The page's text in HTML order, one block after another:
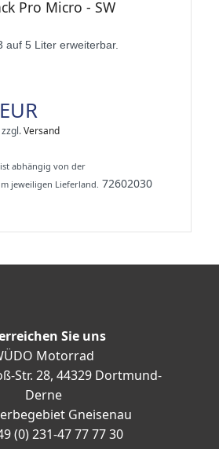
Pro Micro - SW
auf 5 Liter erweiterbar.
zzgl.Versand
abhängig von der
jeweiligen Lieferland. 72602030
Sie uns
Motorrad
Str. 28, 44329 Dortmund-
Derne
Gneisenau
(0) 231-47 77 77 30